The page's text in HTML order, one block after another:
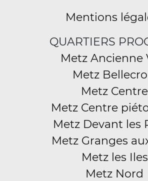
Mentions
QUARTIERS
Metz Ancienne
Metz
Metz Centre
Metz Centre
Metz Devant les
Metz Granges
Metz les Iles
Metz Nord